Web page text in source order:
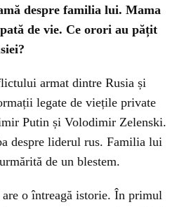
despre familia lui. Mama
de vie. Ce orori au pățit
armat dintre Rusia și
legate de viețile private
Putin și Volodimir Zelenski.
despre liderul rus. Familia lui
de un blestem.
o întreagă istorie. În primul